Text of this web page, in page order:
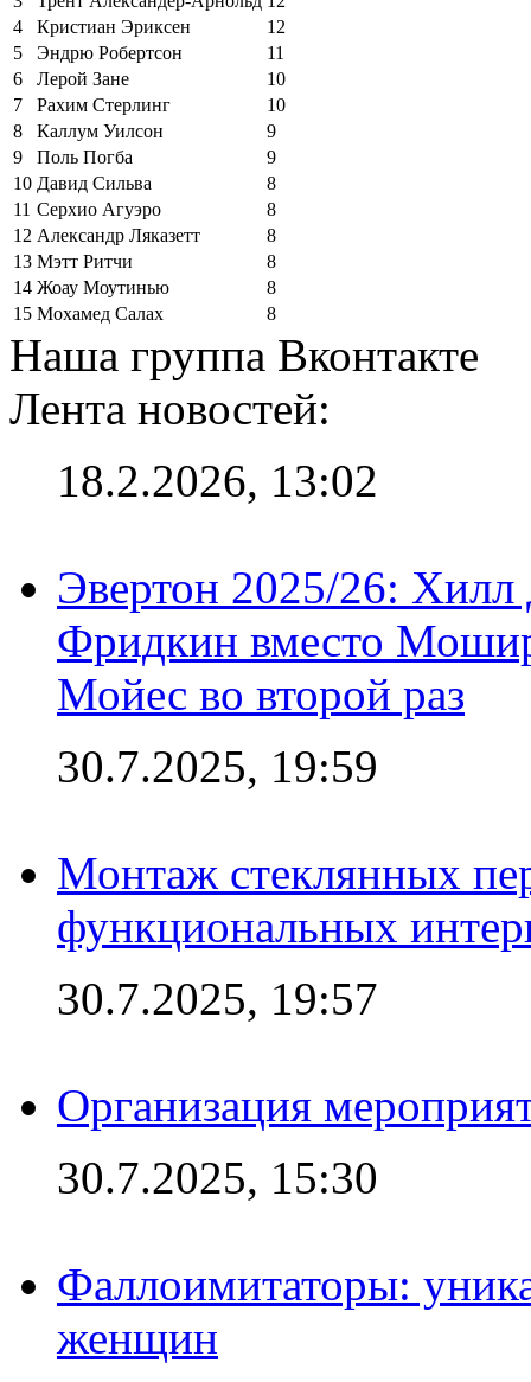
4
Кристиан Эриксен
12
5
Эндрю Робертсон
11
6
Лерой Зане
10
7
Рахим Стерлинг
10
8
Каллум Уилсон
9
9
Поль Погба
9
10 Давид Сильва
8
11 Серхио Агуэро
8
12 Александр Ляказетт
8
13 Мэтт Ритчи
8
14 Жоау Моутинью
8
15 Мохамед Салах 8
Наша группа Вконтакте
Лента новостей:
18.2.2026, 13:02
Эвертон 2025/26:
Фридкин вместо
Мойес во второй раз
30.7.2025, 19:59
Монтаж стеклянных
функциональных
30.7.2025, 19:57
Организация
30.7.2025, 15:30
Фаллоимитаторы:
женщин